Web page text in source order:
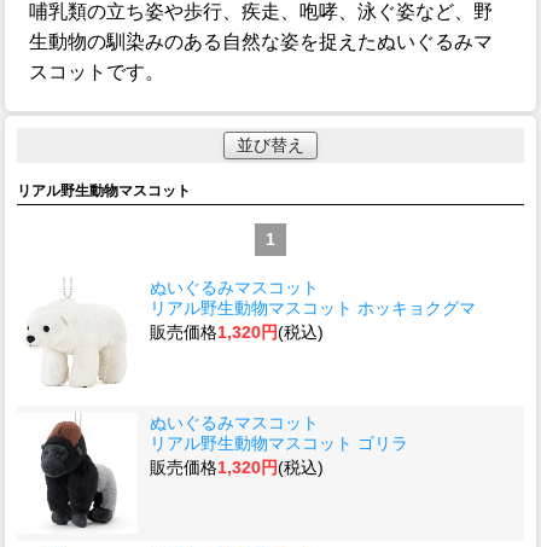
哺乳類の立ち姿や歩行、疾走、咆哮、泳ぐ姿など、野
生動物の馴染みのある自然な姿を捉えたぬいぐるみマ
スコットです。
並び替え
リアル野生動物マスコット
1
ぬいぐるみマスコット
リアル野生動物マスコット ホッキョクグマ
販売価格1,320円(税込)
ぬいぐるみマスコット
リアル野生動物マスコット ゴリラ
販売価格1,320円(税込)